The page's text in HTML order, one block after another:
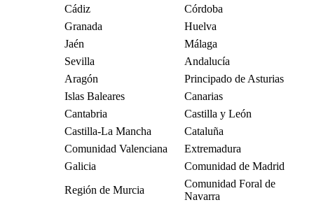
Cádiz
Córdoba
Granada
Huelva
Jaén
Málaga
Sevilla
Andalucía
Aragón
Principado de Asturias
Islas Baleares
Canarias
Cantabria
Castilla y León
Castilla-La Mancha
Cataluña
Comunidad Valenciana
Extremadura
Galicia
Comunidad de Madrid
Región de Murcia
Comunidad Foral de
Navarra